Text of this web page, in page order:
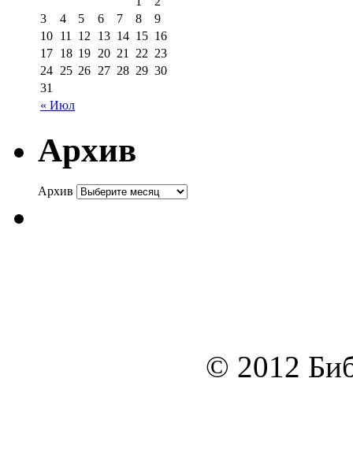
« Июл
3
4 5 6 7 8
9
10 11 12 13 14 15 16
17 18 19 20 21 22 23
24 25 26 27 28 29 30
31
Архив
Архив
© 2012